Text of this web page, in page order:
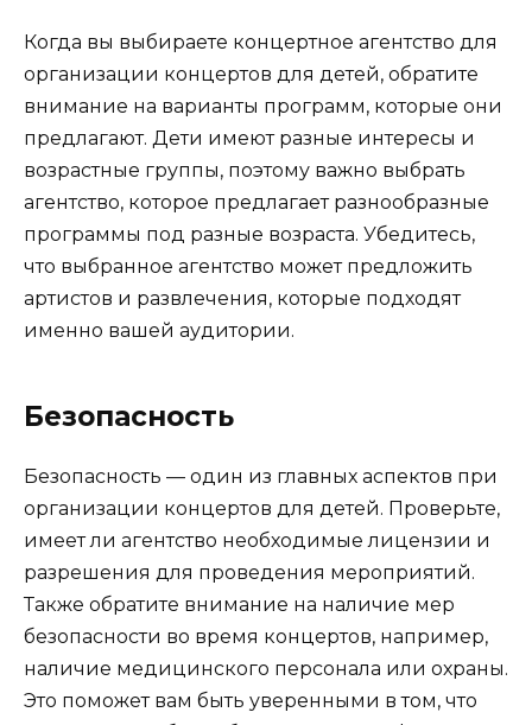
Когда вы выбираете концертное агентство для
организации концертов для детей, обратите
внимание на варианты программ, которые они
предлагают. Дети имеют разные интересы и
возрастные группы, поэтому важно выбрать
агентство, которое предлагает разнообразные
программы под разные возраста. Убедитесь,
что выбранное агентство может предложить
артистов и развлечения, которые подходят
именно вашей аудитории.
Безопасность
Безопасность — один из главных аспектов при
организации концертов для детей. Проверьте,
имеет ли агентство необходимые лицензии и
разрешения для проведения мероприятий.
Также обратите внимание на наличие мер
безопасности во время концертов, например,
наличие медицинского персонала или охраны.
Это поможет вам быть уверенными в том, что